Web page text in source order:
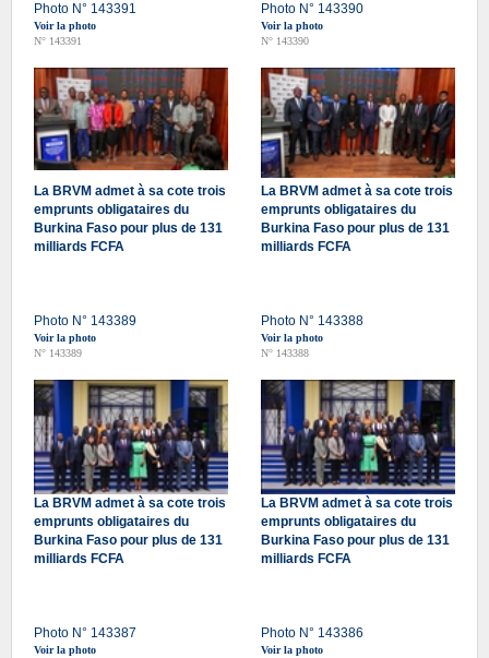
Photo N° 143391
Voir la photo
N° 143391
Photo N° 143390
Voir la photo
N° 143390
La BRVM admet à sa cote trois
emprunts obligataires du
Burkina Faso pour plus de 131
milliards FCFA
Photo N° 143389
Voir la photo
N° 143389
La BRVM admet à sa cote trois
emprunts obligataires du
Burkina Faso pour plus de 131
milliards FCFA
Photo N° 143388
Voir la photo
N° 143388
La BRVM admet à sa cote trois
emprunts obligataires du
Burkina Faso pour plus de 131
milliards FCFA
Photo N° 143387
Voir la photo
La BRVM admet à sa cote trois
emprunts obligataires du
Burkina Faso pour plus de 131
milliards FCFA
Photo N° 143386
Voir la photo